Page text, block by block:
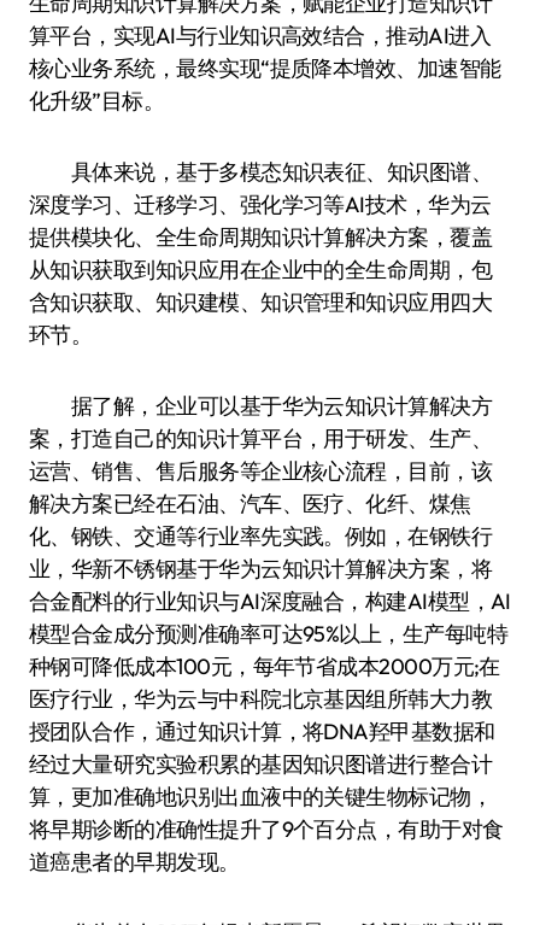
算平台，实现AI与行业知识高效结合，推动AI进入
核心业务系统，最终实现“提质降本增效、加速智能
化升级”目标。
具体来说，基于多模态知识表征、知识图谱、
深度学习、迁移学习、强化学习等AI技术，华为云
提供模块化、全生命周期知识计算解决方案，覆盖
从知识获取到知识应用在企业中的全生命周期，包
含知识获取、知识建模、知识管理和知识应用四大
环节。
据了解，企业可以基于华为云知识计算解决方
案，打造自己的知识计算平台，用于研发、生产、
运营、销售、售后服务等企业核心流程，目前，该
解决方案已经在石油、汽车、医疗、化纤、煤焦
化、钢铁、交通等行业率先实践。例如，在钢铁行
业，华新不锈钢基于华为云知识计算解决方案，将
合金配料的行业知识与AI深度融合，构建AI模型，AI
模型合金成分预测准确率可达95%以上，生产每吨特
种钢可降低成本100元，每年节省成本2000万元;在
医疗行业，华为云与中科院北京基因组所韩大力教
授团队合作，通过知识计算，将DNA羟甲基数据和
经过大量研究实验积累的基因知识图谱进行整合计
算，更加准确地识别出血液中的关键生物标记物，
将早期诊断的准确性提升了9个百分点，有助于对食
道癌患者的早期发现。